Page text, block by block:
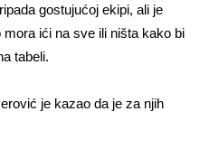
gostujućoj ekipi, ali je
ići na sve ili ništa kako bi
tabeli.
je kazao da je za njih